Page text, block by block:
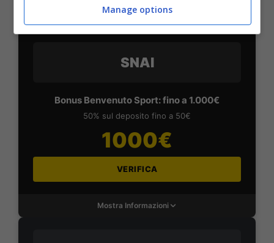
SNAI
Bonus Benvenuto Sport: fino a 1.000€
50% sul deposito fino a 50€
1000€
VERIFICA
Mostra Informazioni
Manage options